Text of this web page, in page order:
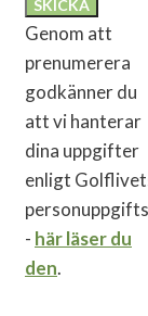
Genom att
prenumerera
godkänner du
att vi hanterar
dina uppgifter
enligt
- här läser du
den.